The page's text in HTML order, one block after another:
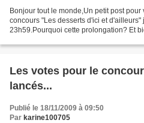
Bonjour tout le monde,Un petit post
concours "Les desserts d'ici et
23h59.Pourquoi cette prolongation? Et
Les votes pour le
lancés...
Publié le 18/11/2009 à 09:50
Par karine100705